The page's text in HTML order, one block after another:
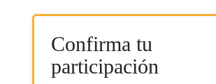
Confirma tu
participación